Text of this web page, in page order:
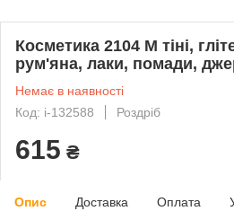
Косметика 2104 M тіні,
рум'яна, лаки, помади,
Немає в наявності
Код: i-132588
Роздріб
615 ₴
Опис Доставка Оплата